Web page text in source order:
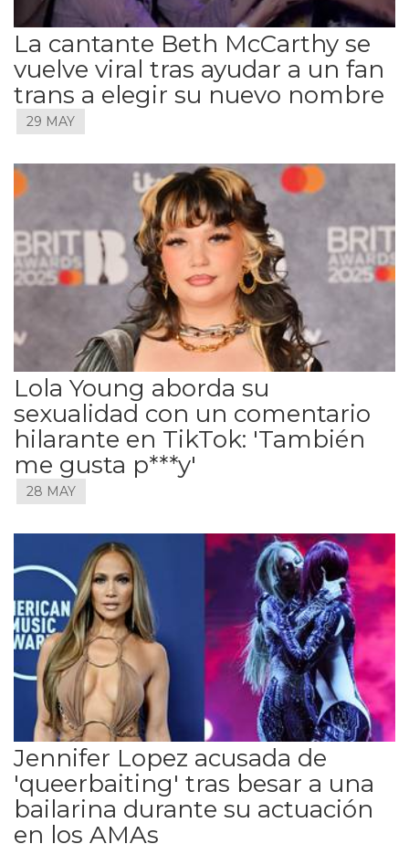
La cantante Beth McCarthy se
vuelve viral tras ayudar a un fan
trans a elegir su nuevo nombre
29 MAY
Lola Young aborda su
sexualidad con un comentario
hilarante en TikTok: 'También
me gusta p***y'
28 MAY
Jennifer Lopez acusada de
'queerbaiting' tras besar a una
bailarina durante su actuación
en los AMAs